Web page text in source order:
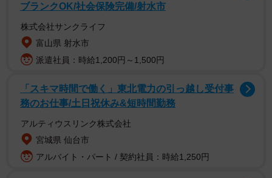
ブランクOK/社会保険完備/射水市
株式会社サンクライフ
富山県 射水市
派遣社員：時給1,200円～1,500円
「スキマ時間で働く」東北電力の引っ越し受付事
務のお仕事/土日祝休み&短時間勤務
アルティウスリンク株式会社
宮城県 仙台市
アルバイト・パート / 契約社員：時給1,250円